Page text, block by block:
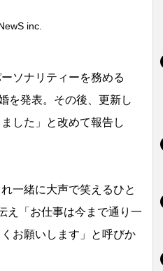
inc.
ソナリティーを務める
を発表。その後、更新し
した」と改めて報告し
一緒に大声で笑えるひと
え「お仕事は今まで通り一
お願いします」と呼びか